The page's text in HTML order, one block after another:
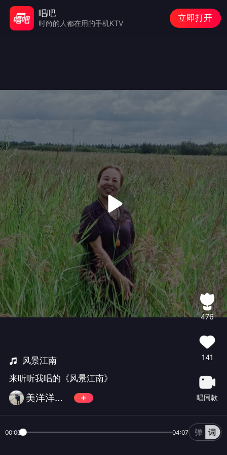
风景江南
来听听我唱的《风景江南》
美洋洋（拒币，忙！慢回）
476
141
唱同款
00:00 04:07
唱吧
时尚的人都在用的手机KTV
立即打开